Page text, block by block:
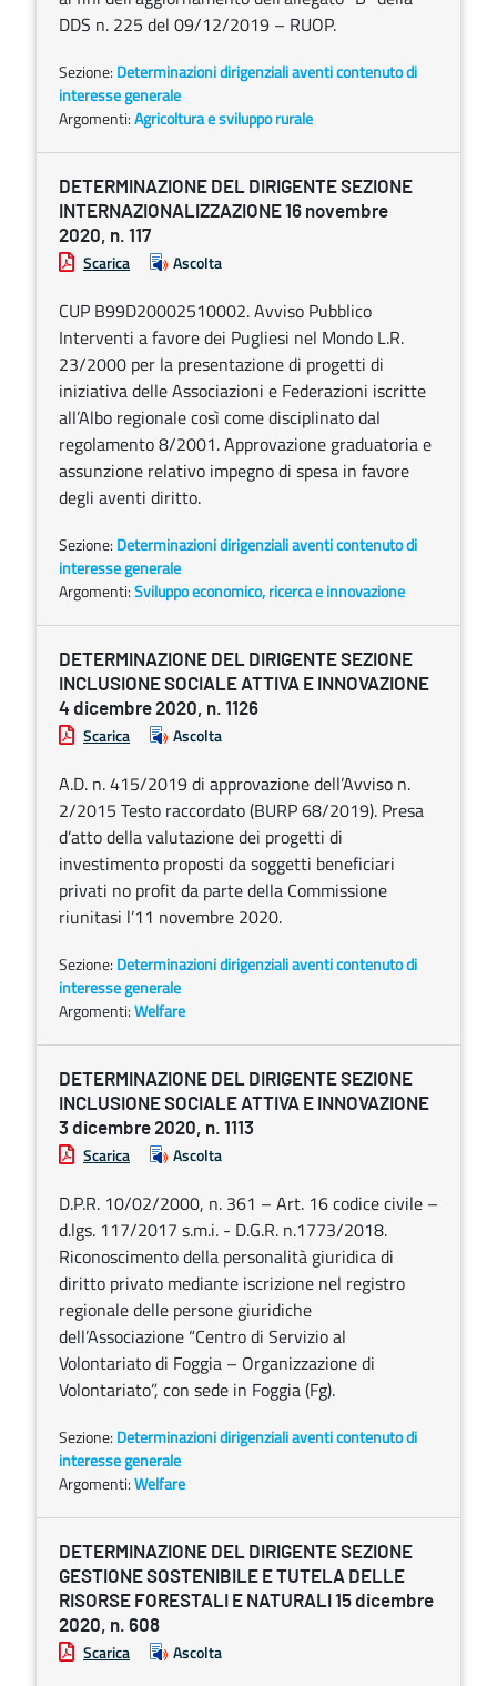
DDS n. 225 del 09/12/2019 – RUOP.
Sezione: Determinazioni dirigenziali aventi contenuto di
interesse generale
Argomenti:Agricoltura e sviluppo rurale
DETERMINAZIONE DEL DIRIGENTE SEZIONE
INTERNAZIONALIZZAZIONE 16 novembre
2020, n. 117
Scarica Ascolta
CUP B99D20002510002. Avviso Pubblico
Interventi a favore dei Pugliesi nel Mondo L.R.
23/2000 per la presentazione di progetti di
iniziativa delle Associazioni e Federazioni iscritte
all’Albo regionale così come disciplinato dal
regolamento 8/2001. Approvazione graduatoria e
assunzione relativo impegno di spesa in favore
degli aventi diritto.
Sezione: Determinazioni dirigenziali aventi contenuto di
interesse generale
Argomenti:Sviluppo economico, ricerca e innovazione
DETERMINAZIONE DEL DIRIGENTE SEZIONE
INCLUSIONE SOCIALE ATTIVA E INNOVAZIONE
4 dicembre 2020, n. 1126
Scarica Ascolta
A.D. n. 415/2019 di approvazione dell’Avviso n.
2/2015 Testo raccordato (BURP 68/2019). Presa
d’atto della valutazione dei progetti di
investimento proposti da soggetti beneficiari
privati no profit da parte della Commissione
riunitasi l’11 novembre 2020.
Sezione: Determinazioni dirigenziali aventi contenuto di
interesse generale
Argomenti:Welfare
DETERMINAZIONE DEL DIRIGENTE SEZIONE
INCLUSIONE SOCIALE ATTIVA E INNOVAZIONE
3 dicembre 2020, n. 1113
Scarica Ascolta
D.P.R. 10/02/2000, n. 361 – Art. 16 codice civile –
d.lgs. 117/2017 s.m.i. - D.G.R. n.1773/2018.
Riconoscimento della personalità giuridica di
diritto privato mediante iscrizione nel registro
regionale delle persone giuridiche
dell’Associazione “Centro di Servizio al
Volontariato di Foggia – Organizzazione di
Volontariato”, con sede in Foggia (Fg).
Sezione: Determinazioni dirigenziali aventi contenuto di
interesse generale
Argomenti:Welfare
DETERMINAZIONE DEL DIRIGENTE SEZIONE
GESTIONE SOSTENIBILE E TUTELA DELLE
RISORSE FORESTALI E NATURALI 15 dicembre
2020, n. 608
Scarica Ascolta